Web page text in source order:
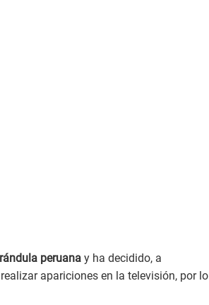
peruana y ha decidido, a
apariciones en la televisión, por lo